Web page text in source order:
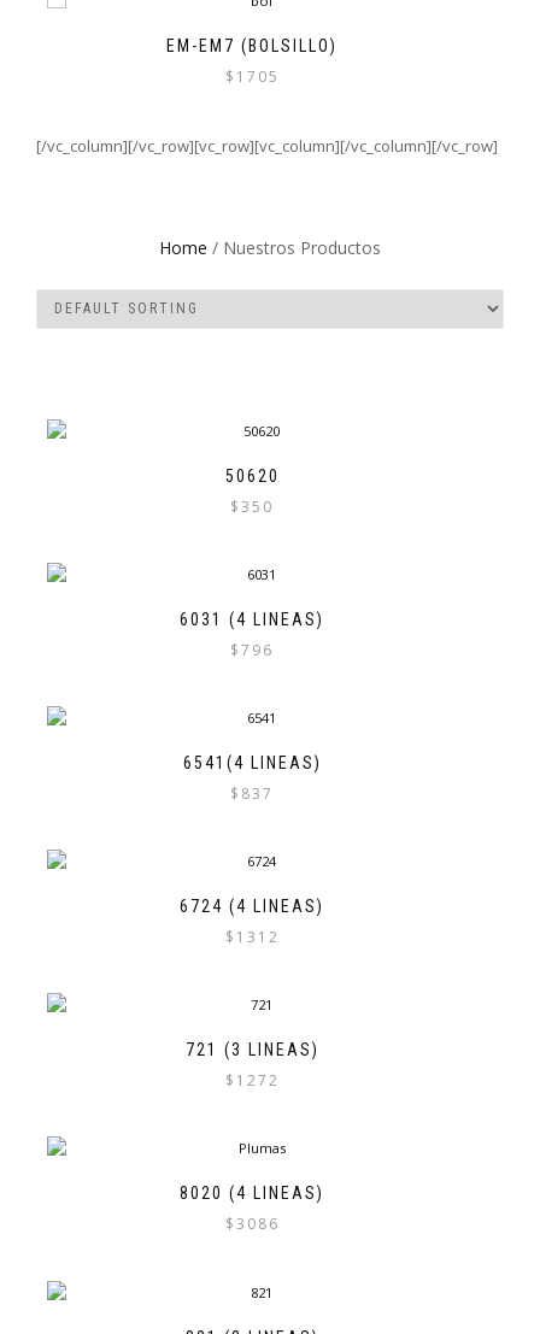
EM-EM7 (BOLSILLO)
$ 1705
[/vc_column][/vc_row][vc_row][vc_column][/vc_column][/vc_row]
Home / Nuestros Productos
50620
$350
6031 (4 LINEAS)
$796
6541(4 LINEAS)
$ 837
6724 (4 LINEAS)
$ 1312
721 (3 LINEAS)
$ 1272
8020 (4 LINEAS)
$3086